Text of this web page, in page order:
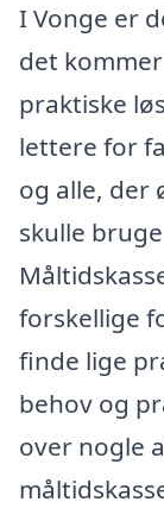
I Vonge er
det
praktiske
lettere for
og alle, der
skulle
forskellige
finde lige
behov og
over nogle